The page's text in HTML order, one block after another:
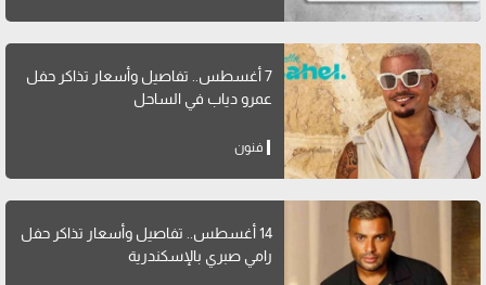
7 أغسطس.. تفاصيل وأسعار تذاكر حفل
عمرو دياب في الساحل
فنون
14 أغسطس.. تفاصيل وأسعار تذاكر حفل
رامي صبري بالإسكندرية